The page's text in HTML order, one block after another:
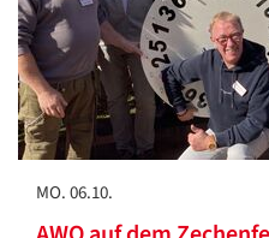
MO. 06.10.